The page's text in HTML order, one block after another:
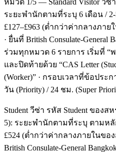
หมวด 1/5 — Standard Visitor วี
ระยะพำนักตามที่ระบุ 6 เดือน /
£127–£963 (ต่ำกว่าค่ากลางภา
· ยื่นที่ British Consulate-General
ร่วมทุกหมวด 6 รายการ เริ่มที่ “
และปิดท้ายด้วย “CAS Letter
(Worker)” · กรอบเวลาที่ข้อประก
วัน (Priority) / 24 ชม. (Super
Student วีซ่า รหัส Student ของ
5): ระยะพำนักตามที่ระบุ ตามห
£524 (ต่ำกว่าค่ากลางภายในขอ
British Consulate-General